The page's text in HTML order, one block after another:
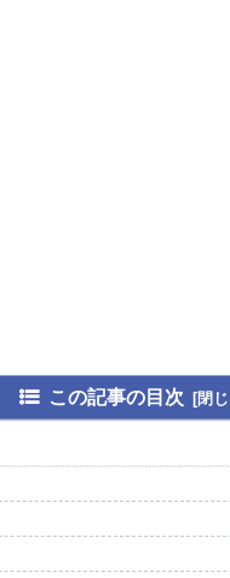
この記事の目次